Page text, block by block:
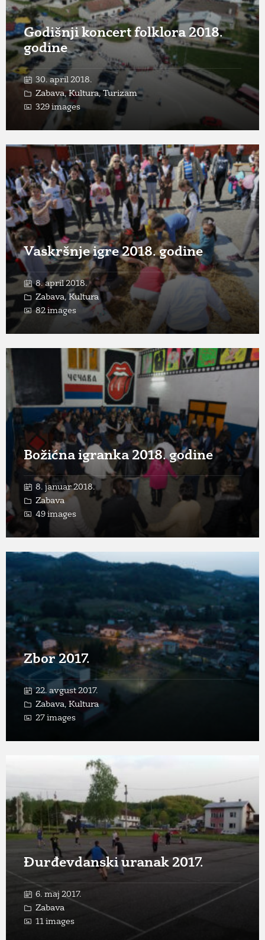
Godišnji koncert folklora 2018.
godine
30. april 2018.
Zabava,Kultura,Turizam
329 images
Vaskršnje igre 2018. godine
8. april 2018.
Zabava,Kultura
82 images
Open
Gallery
Božićna igranka 2018. godine
8. januar 2018.
Zabava
49 images
Open
Gallery
Zbor 2017.
22. avgust 2017.
Zabava, Kultura
27 images
Open
Đurđevdanski uranak 2017.
6. maj 2017.
Zabava
11 images